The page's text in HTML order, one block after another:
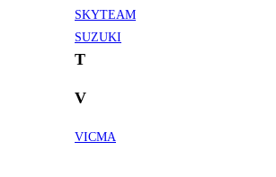
SKYTEAM
SUZUKI
T
V
VICMA